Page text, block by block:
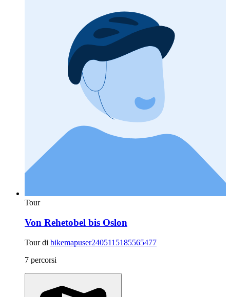
Tour
Von Rehetobel bis Oslon
Tour di bikemapuser2405115185565477
7 percorsi